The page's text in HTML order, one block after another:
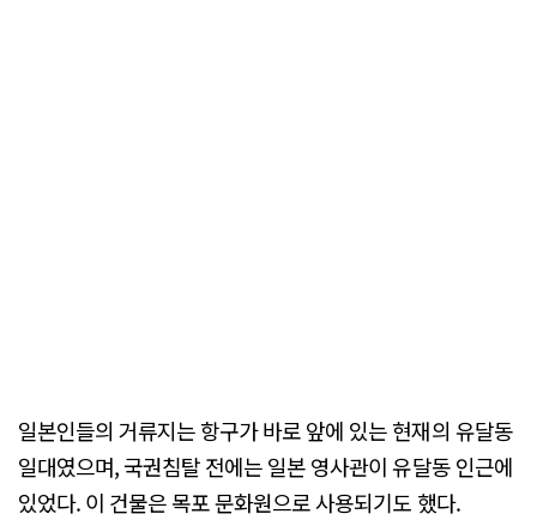
일본인들의 거류지는 항구가 바로 앞에 있는 현재의 유달동
일대였으며, 국권침탈 전에는 일본 영사관이 유달동 인근에
있었다. 이 건물은 목포 문화원으로 사용되기도 했다.